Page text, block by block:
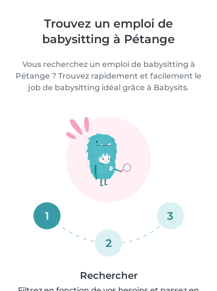
Trouvez un emploi de
babysitting à Pétange
Vous recherchez un emploi de babysitting à
Pétange ? Trouvez rapidement et facilement le
job de babysitting idéal grâce à Babysits.
1
2
3
Rechercher